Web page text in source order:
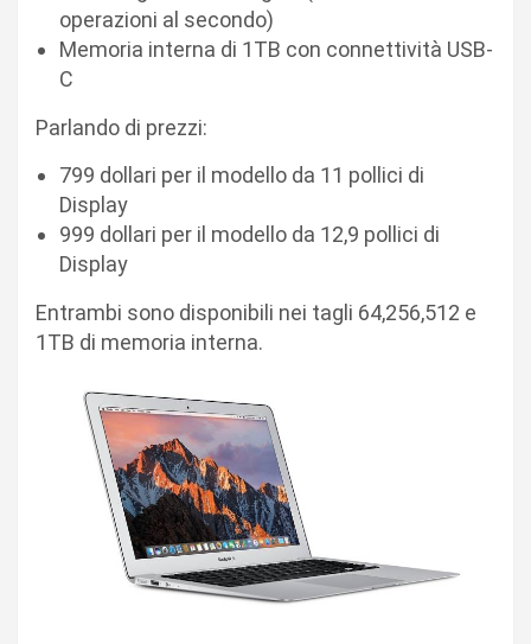
operazioni al secondo)
Memoria interna di 1TB con connettività USB-
C
Parlando di prezzi:
799 dollari per il modello da 11 pollici di
Display
999 dollari per il modello da 12,9 pollici di
Display
Entrambi sono disponibili nei tagli 64,256,512 e
1TB di memoria interna.